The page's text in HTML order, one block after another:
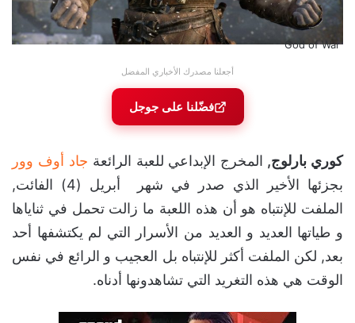
God of War
أجعلنا مصدرك الأخباري المفضل
فضّلنا على جوجل
كوري بارلوج, المخرج الإبداعي للعبة الرائعة جاد أوف وور
بجزئها الأخير الذي صدر في شهر أبريل (4) الفائت,
الملفت للإنتباه هو أن هذه اللعبة ما زالت تحمل في ثناياها
و طياتها العديد و العديد من الأسرار التي لم يكتشفها أحد
بعد, لكن الملفت أكثر للإنتباه بل العجيب و الرائع في نفس
الوقت هي هذه التغريد التي تشاهدونها أدناه.